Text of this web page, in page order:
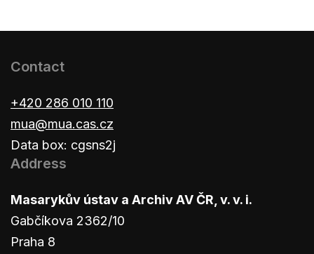
Contact
+420 286 010 110
mua@mua.cas.cz
Data box: cgsns2j
Address
Masarykův ústav a Archiv AV ČR, v. v. i.
Gabčíkova 2362/10
Praha 8